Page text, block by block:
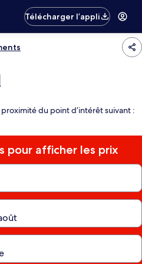
Télécharger l’appli
du point d’intérêt suivant :
pour afficher les prix